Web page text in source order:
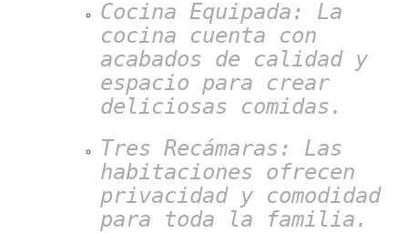
Cocina Equipada: La
cocina cuenta con
acabados de calidad y
espacio para crear
deliciosas comidas.
Tres Recámaras: Las
habitaciones ofrecen
privacidad y comodidad
para toda la familia.